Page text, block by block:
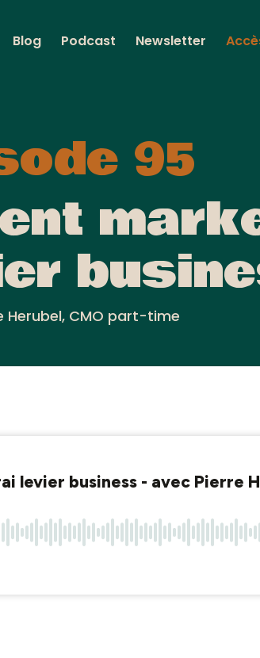
Blog Podcast Newsletter
95
Herubel, CMO part-time